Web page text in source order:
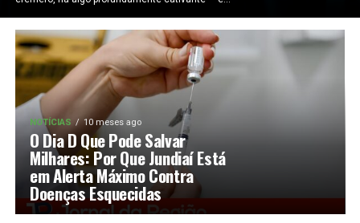
NOTÍCIAS 10 meses ago
O Dia D Que Pode Salvar
Milhares: Por Que Jundiaí Está
em Alerta Máximo Contra
Doenças Esquecidas